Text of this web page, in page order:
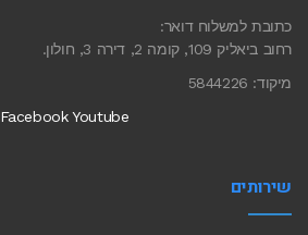
כתובת למשלוח דואר:
רחוב ביאליק 109, קומה 2, דירה 3, חולון.
מיקוד: 5844226
Facebook Youtube
שירותים